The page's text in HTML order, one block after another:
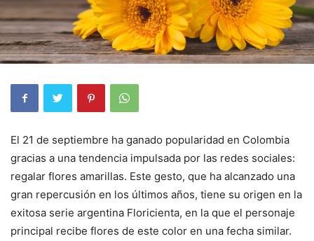
El 21 de septiembre ha ganado popularidad en Colombia
gracias a una tendencia impulsada por las redes sociales:
regalar flores amarillas. Este gesto, que ha alcanzado una
gran repercusión en los últimos años, tiene su origen en la
exitosa serie argentina Floricienta, en la que el personaje
principal recibe flores de este color en una fecha similar.